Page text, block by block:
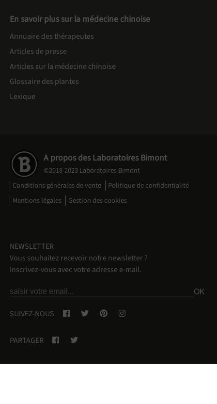
En savoir plus sur la médecine chinoise
Annuaire des thérapeutes
Articles de presse
Articles sur la médecine chinoise
Glossaire des plantes
Lexique
A propos des Laboratoires Bimont
©2018-2023 Laboratoires Bimont
Conditions générales de vente
Politique de confidentialité
Mentions légales
Gestion des cookies
NEWSLETTER
Vous souhaitez recevoir notre newsletter ?
Inscrivez-vous avec votre adresse e-mail.
SUIVEZ-NOUS
PARTAGER